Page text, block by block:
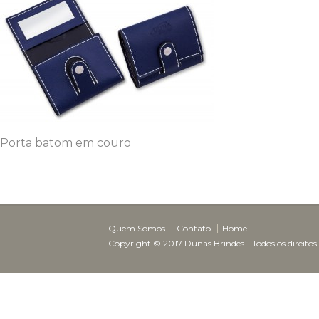
Porta batom em couro
Quem Somos Contato
Home
Copyright © 2017 Dunas Brindes - Todos os direitos